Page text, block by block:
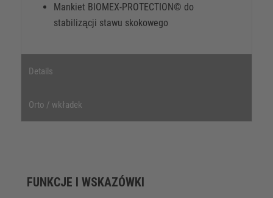
Mankiet BIOMEX-PROTECTION© do
stabilizącji stawu skokowego
Details
Orto / wkładek
FUNKCJE I WSKAZÓWKI